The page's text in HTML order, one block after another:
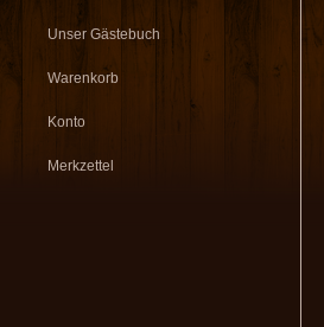
Unser Gästebuch
Warenkorb
Konto
Merkzettel